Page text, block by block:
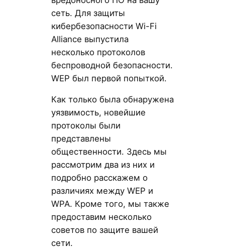
сеть. Для защиты
кибербезопасности Wi-Fi
Alliance выпустила
несколько протоколов
беспроводной безопасности.
WEP был первой попыткой.
Как только была обнаружена
уязвимость, новейшие
протоколы были
представлены
общественности. Здесь мы
рассмотрим два из них и
подробно расскажем о
различиях между WEP и
WPA. Кроме того, мы также
предоставим несколько
советов по защите вашей
сети.